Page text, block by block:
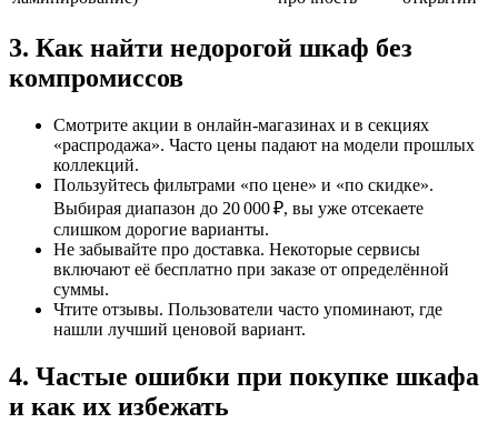
3. Как найти недорогой шкаф без
компромиссов
Смотрите акции в онлайн‑магазинах и в секциях
«распродажа». Часто цены падают на модели прошлых
коллекций.
Пользуйтесь фильтрами «по цене» и «по скидке».
Выбирая диапазон до 20 000 ₽, вы уже отсекаете
слишком дорогие варианты.
Не забывайте про доставка. Некоторые сервисы
включают её бесплатно при заказе от определённой
суммы.
Чтите отзывы. Пользователи часто упоминают, где
нашли лучший ценовой вариант.
4. Частые ошибки при покупке шкафа
и как их избежать